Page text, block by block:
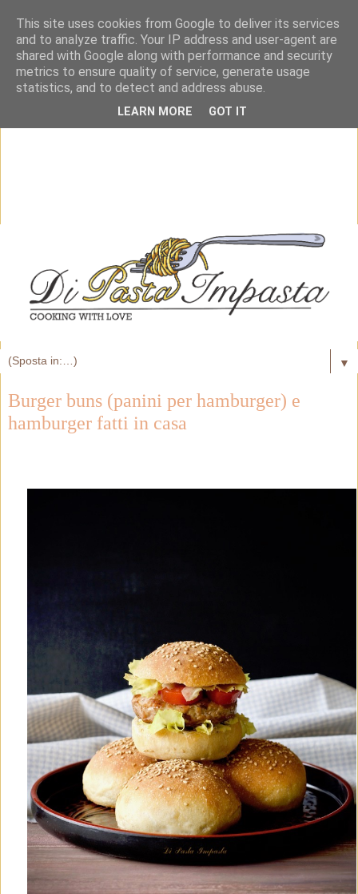
▼
Burger buns (panini per hamburger) e
hamburger fatti in casa
This site uses cookies from Google to deliver its services
and to analyze traffic. Your IP address and user-agent are
shared with Google along with performance and security
metrics to ensure quality of service, generate usage
statistics, and to detect and address abuse.
LEARN MORE GOT IT